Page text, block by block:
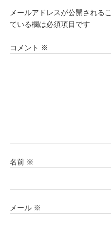
メールアドレスが公開される
ている欄は必須項目です
コメント ※
名前 ※
メール ※